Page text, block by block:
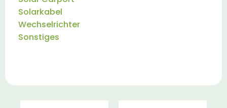
Solarkabel
Wechselrichter
Sonstiges